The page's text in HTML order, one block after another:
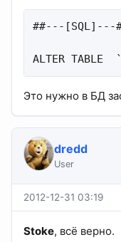
##---[SQL]---
ALTER TABLE
Это нужно в БД
dredd
User
2012-12-31 03:19
Stoke, всё верно.